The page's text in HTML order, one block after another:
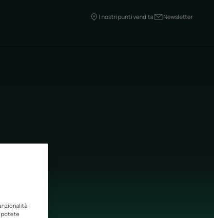
I nostri punti vendita Newsletter
potete